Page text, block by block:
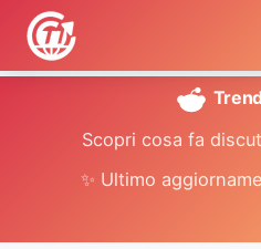
🏠
Scopri cosa fa
✨ Ultimo